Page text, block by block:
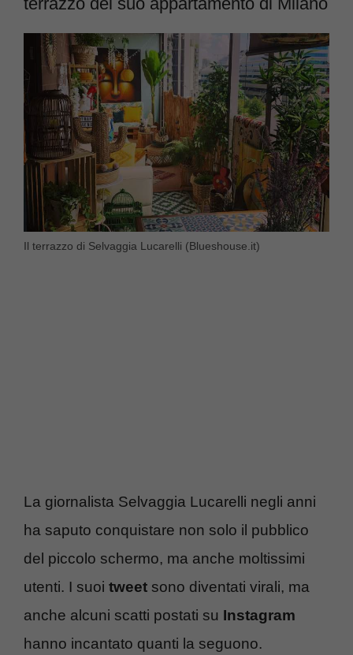
Il terrazzo di Selvaggia Lucarelli (Blueshouse.it)
La giornalista Selvaggia Lucarelli negli anni
ha saputo conquistare non solo il pubblico
del piccolo schermo, ma anche moltissimi
utenti. I suoi tweet sono diventati virali, ma
anche alcuni scatti postati su Instagram
hanno incantato quanti la seguono.